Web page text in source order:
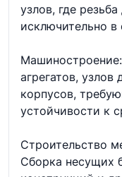
узлов, где
исключительно в
агрегатов, узлов
корпусов,
устойчивости к
Строительство
Сборка несущих